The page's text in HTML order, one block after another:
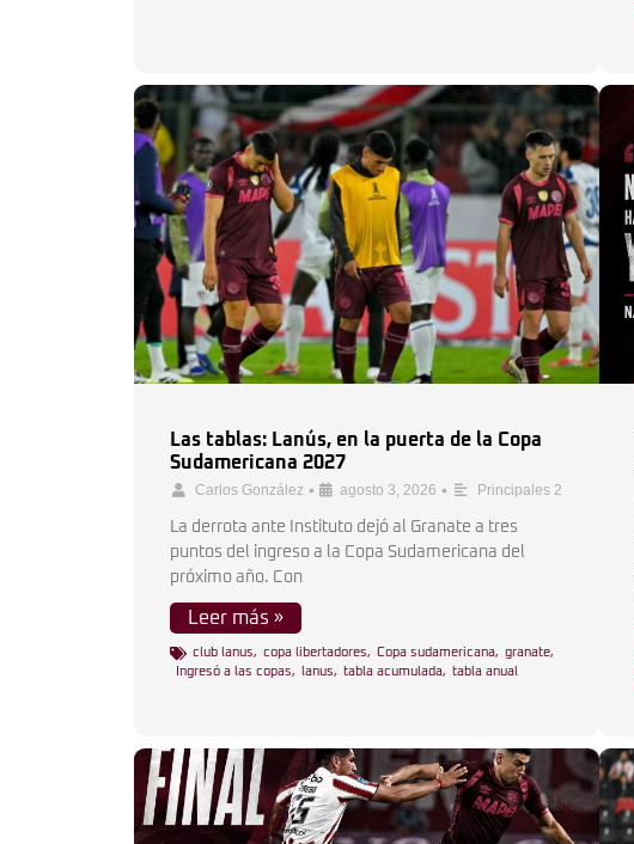
Las tablas: Lanús, en la puerta de la Copa
Sudamericana 2027
Carlos González • agosto 3, 2026 • Principales 2
La derrota ante Instituto dejó al Granate a tres
puntos del ingreso a la Copa Sudamericana del
próximo año. Con
Leer más »
club lanus, copa libertadores, Copa sudamericana, granate,
Ingresó a las copas, lanus, tabla acumulada, tabla anual